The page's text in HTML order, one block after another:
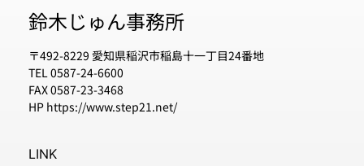
鈴木じゅん事務所
〒492-8229 愛知県稲沢市稲島十一丁目24番地
TEL 0587-24-6600
FAX 0587-23-3468
HP https://www.step21.net/
LINK